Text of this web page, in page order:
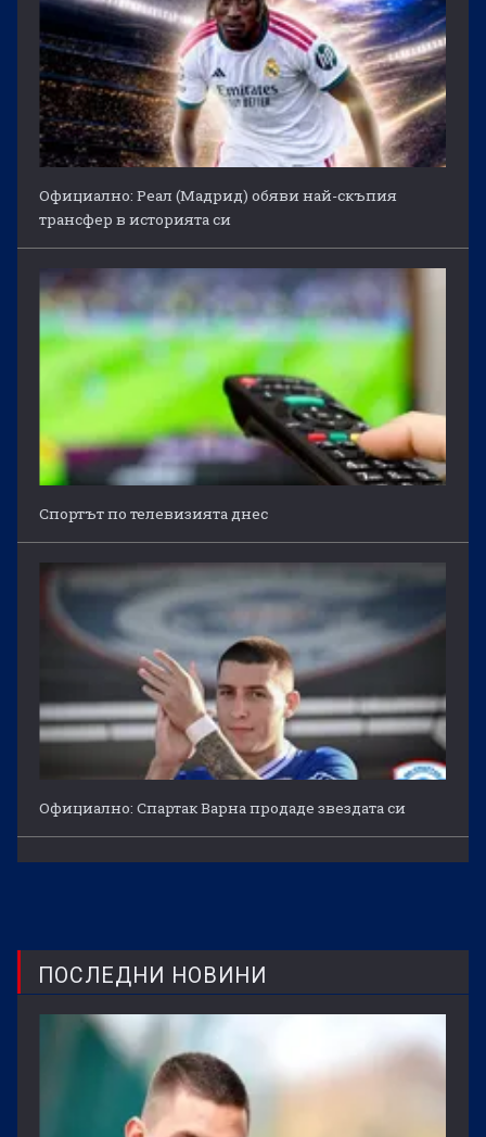
Официално: Реал (Мадрид) обяви най-скъпия
трансфер в историята си
Спортът по телевизията днес
Официално: Спартак Варна продаде звездата си
ПОСЛЕДНИ НОВИНИ